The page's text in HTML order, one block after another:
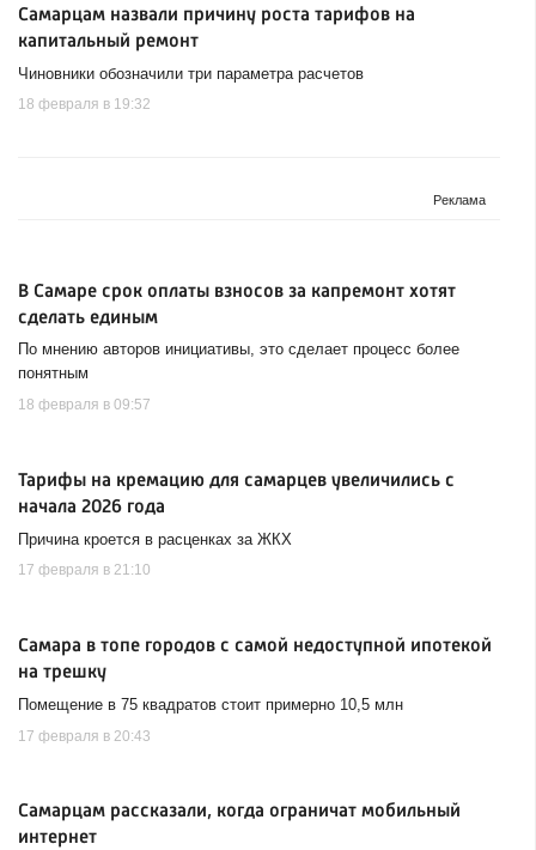
Самарцам назвали причину роста тарифов на
капитальный ремонт
Чиновники обозначили три параметра расчетов
18 февраля в 19:32
В Самаре срок оплаты взносов за капремонт хотят
сделать единым
По мнению авторов инициативы, это сделает процесс более
понятным
18 февраля в 09:57
Тарифы на кремацию для самарцев увеличились с
начала 2026 года
Причина кроется в расценках за ЖКХ
17 февраля в 21:10
Самара в топе городов с самой недоступной ипотекой
на трешку
Помещение в 75 квадратов стоит примерно 10,5 млн
17 февраля в 20:43
Самарцам рассказали, когда ограничат мобильный
интернет